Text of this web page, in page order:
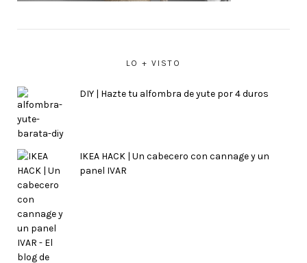
LO + VISTO
DIY | Hazte tu alfombra de yute por 4 duros
IKEA HACK | Un cabecero con cannage y un
panel IVAR